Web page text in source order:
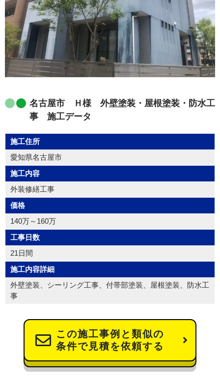
名古屋市 Ｈ様 外壁塗装・屋根塗装・防水工
事 施工データ
施工住所
愛知県名古屋市
施工内容
外装修繕工事
価格
140万～160万
工事日数
21日間
施工内容詳細
外壁塗装、シーリング工事、付帯部塗装、屋根塗装、防水工
事
この施工事例と類似の
条件で見積を依頼する